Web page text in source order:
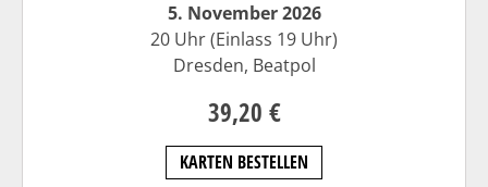
5. November 2026
20 Uhr (Einlass 19 Uhr)
Dresden, Beatpol
39,20 €
KARTEN BESTELLEN